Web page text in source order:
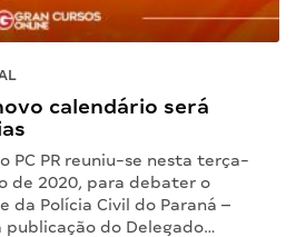
calendário será
PC PR reuniu-se nesta terça-
de 2020, para debater o
da Polícia Civil do Paraná –
publicação do Delegado…